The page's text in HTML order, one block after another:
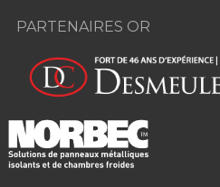
PARTENAIRES OR